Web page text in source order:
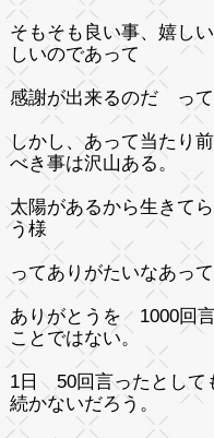
そもそも良い事、嬉し
しいのであって
感謝が出来るのだ っ
しかし、あって当たり
べき事は沢山ある。
太陽があるから生きて
う様
ってありがたいなあって
ありがとうを 1000回
ことではない。
1日 50回言ったとし
続かないだろう。